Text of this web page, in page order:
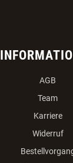
AGB
Team
Karriere
Widerruf